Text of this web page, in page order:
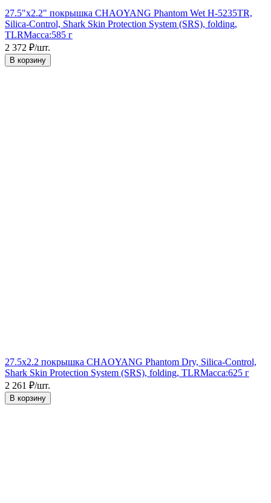
27.5"x2.2" покрышка CHAOYANG Phantom Wet H-5235TR,
Silica-Control, Shark Skin Protection System (SRS), folding,
TLRМасса:585 г
2 372 ₽/шт.
В корзину
27.5x2.2 покрышка CHAOYANG Phantom Dry, Silica-Control,
Shark Skin Protection System (SRS), folding, TLRМасса:625 г
2 261 ₽/шт.
В корзину